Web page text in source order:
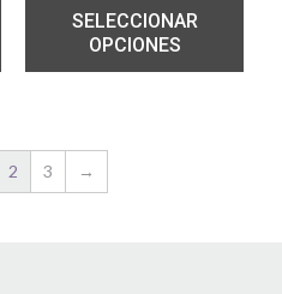
SELECCIONAR
OPCIONES
2 3 →